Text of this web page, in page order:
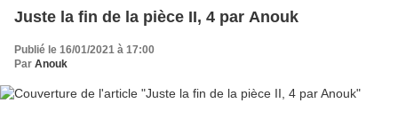
Juste la fin de la pièce II, 4 par Anouk
Publié le 16/01/2021 à 17:00
Par Anouk